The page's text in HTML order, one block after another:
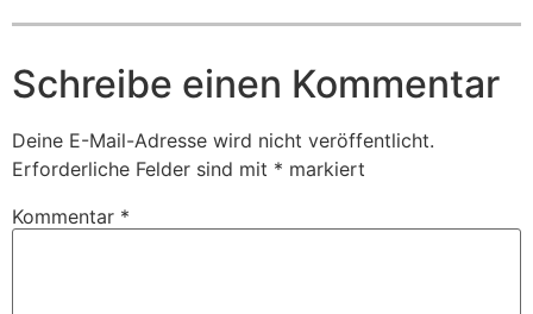
Schreibe einen Kommentar
Deine E-Mail-Adresse wird nicht veröffentlicht.
Erforderliche Felder sind mit * markiert
Kommentar *